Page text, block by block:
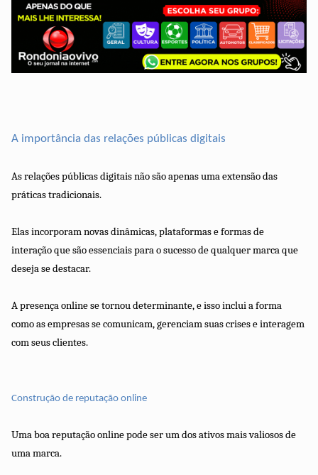
A importância das relações públicas digitais
As relações públicas digitais não são apenas uma extensão das
práticas tradicionais.
Elas incorporam novas dinâmicas, plataformas e formas de
interação que são essenciais para o sucesso de qualquer marca que
deseja se destacar.
A presença online se tornou determinante, e isso inclui a forma
como as empresas se comunicam, gerenciam suas crises e interagem
com seus clientes.
Construção de reputação online
Uma boa reputação online pode ser um dos ativos mais valiosos de
uma marca.